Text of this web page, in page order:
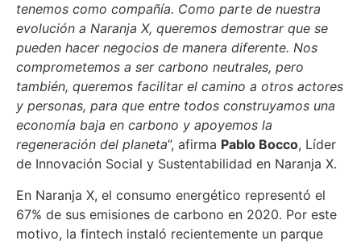
tenemos como compañía. Como parte de nuestra
evolución a Naranja X, queremos demostrar que se
pueden hacer negocios de manera diferente. Nos
comprometemos a ser carbono neutrales, pero
también, queremos facilitar el camino a otros actores
y personas, para que entre todos construyamos una
economía baja en carbono y apoyemos la
regeneración del planeta”, afirma Pablo Bocco, Líder
de Innovación Social y Sustentabilidad en Naranja X.
En Naranja X, el consumo energético representó el
67% de sus emisiones de carbono en 2020. Por este
motivo, la fintech instaló recientemente un parque